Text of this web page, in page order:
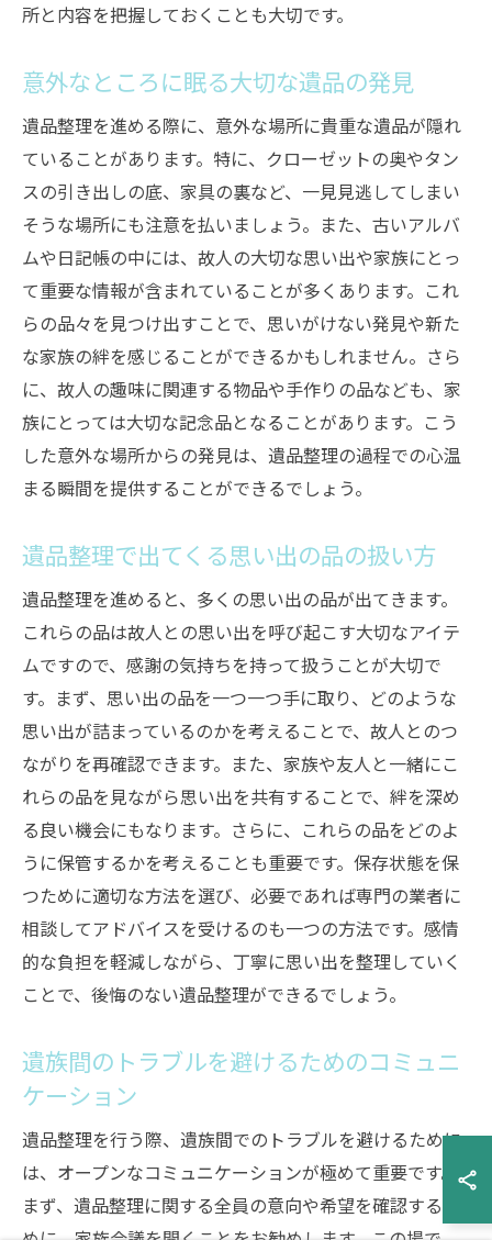
所と内容を把握しておくことも大切です。
意外なところに眠る大切な遺品の発見
遺品整理を進める際に、意外な場所に貴重な遺品が隠れ
ていることがあります。特に、クローゼットの奥やタン
スの引き出しの底、家具の裏など、一見見逃してしまい
そうな場所にも注意を払いましょう。また、古いアルバ
ムや日記帳の中には、故人の大切な思い出や家族にとっ
て重要な情報が含まれていることが多くあります。これ
らの品々を見つけ出すことで、思いがけない発見や新た
な家族の絆を感じることができるかもしれません。さら
に、故人の趣味に関連する物品や手作りの品なども、家
族にとっては大切な記念品となることがあります。こう
した意外な場所からの発見は、遺品整理の過程での心温
まる瞬間を提供することができるでしょう。
遺品整理で出てくる思い出の品の扱い方
遺品整理を進めると、多くの思い出の品が出てきます。
これらの品は故人との思い出を呼び起こす大切なアイテ
ムですので、感謝の気持ちを持って扱うことが大切で
す。まず、思い出の品を一つ一つ手に取り、どのような
思い出が詰まっているのかを考えることで、故人とのつ
ながりを再確認できます。また、家族や友人と一緒にこ
れらの品を見ながら思い出を共有することで、絆を深め
る良い機会にもなります。さらに、これらの品をどのよ
うに保管するかを考えることも重要です。保存状態を保
つために適切な方法を選び、必要であれば専門の業者に
相談してアドバイスを受けるのも一つの方法です。感情
的な負担を軽減しながら、丁寧に思い出を整理していく
ことで、後悔のない遺品整理ができるでしょう。
遺族間のトラブルを避けるためのコミュニ
ケーション
遺品整理を行う際、遺族間でのトラブルを避けるために
は、オープンなコミュニケーションが極めて重要です。
まず、遺品整理に関する全員の意向や希望を確認するた